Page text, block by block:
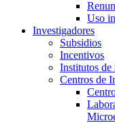
Uso
Investigadores
Subsidios
Incentivos
Institutos de
Centros de